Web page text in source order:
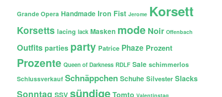
Grande Opera Handmade Iron Fist Jerome Korsett
Korsetts lacing lack Masken mode Noir Offenbach
Outfits parties party Patrice Phaze Prozent
Prozente Queen of Darkness RDLF Sale schimmerlos
Schlussverkauf Schnäppchen Schuhe Silvester Slacks
Sonntag SSV sündige Tomto Valentinstag